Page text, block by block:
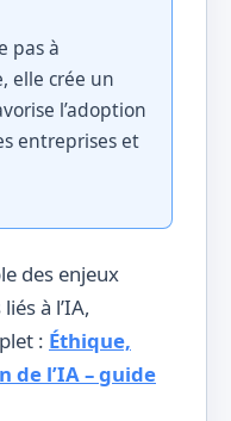
pas à
elle crée un
l’adoption
entreprises et
des enjeux
à l’IA,
: Éthique,
de l’IA – guide